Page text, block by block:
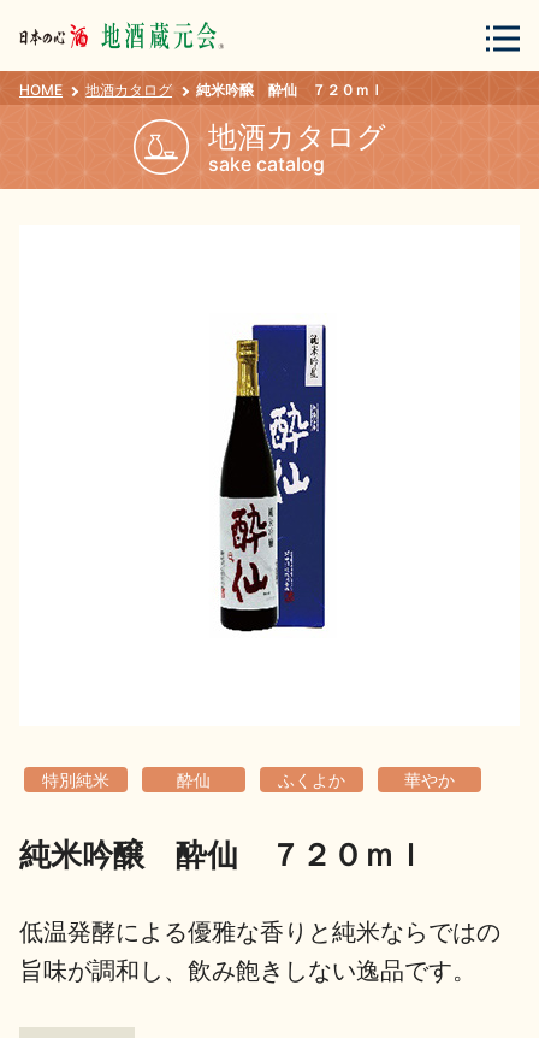
会員登録 ログイン
地酒カタログ
地酒解体新書
歳時記 地酒蔵元会検定
HOME 地酒カタログ 純米吟醸 酔仙 ７２０ｍｌ
地酒カタログ
sake catalog
特別純米 酔仙 ふくよか 華やか
純米吟醸 酔仙 ７２０ｍｌ
低温発酵による優雅な香りと純米ならではの
旨味が調和し、飲み飽きしない逸品です。